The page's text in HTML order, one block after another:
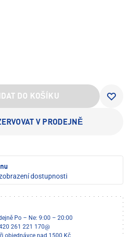
DO KOŠÍKU
V PRODEJNĚ
dostupnosti
Po – Ne: 9:00 – 20:00
261 221 170@
objednávce nad 1500 Kč